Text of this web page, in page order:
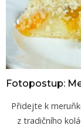
Fotopostup:
Přidejte k
z tradičního